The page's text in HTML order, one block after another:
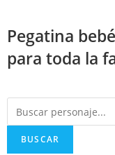
contenido
Pegatina
para toda la
BUSCAR